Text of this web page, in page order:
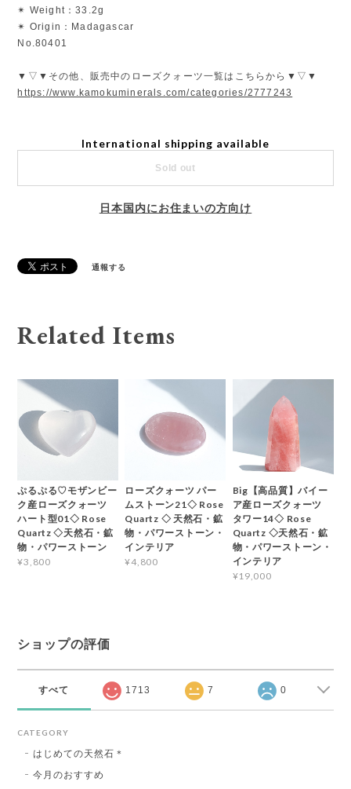
✴︎ Weight：33.2g
✴︎ Origin：Madagascar
No.80401
▼▽▼その他、販売中のローズクォーツ一覧はこちらから▼▽▼
https://www.kamokuminerals.com/categories/2777243
International shipping available
Sold out
日本国内にお住まいの方向け
通報する
Related Items
ぷるぷる♡モザンビー
ク産ローズクォーツ
ハート型01◇ Rose
Quartz ◇天然石・鉱
物・パワーストーン
¥3,800
ローズクォーツ パー
ムストーン21◇ Rose
Quartz ◇ 天然石・鉱
物・パワーストーン・
インテリア
¥4,800
Big【高品質】バイー
ア産ローズクォーツ
タワー14◇ Rose
Quartz ◇天然石・鉱
物・パワーストーン・
インテリア
¥19,000
ショップの評価
すべて 1713 7 0
CATEGORY
はじめての天然石＊
今月のおすすめ